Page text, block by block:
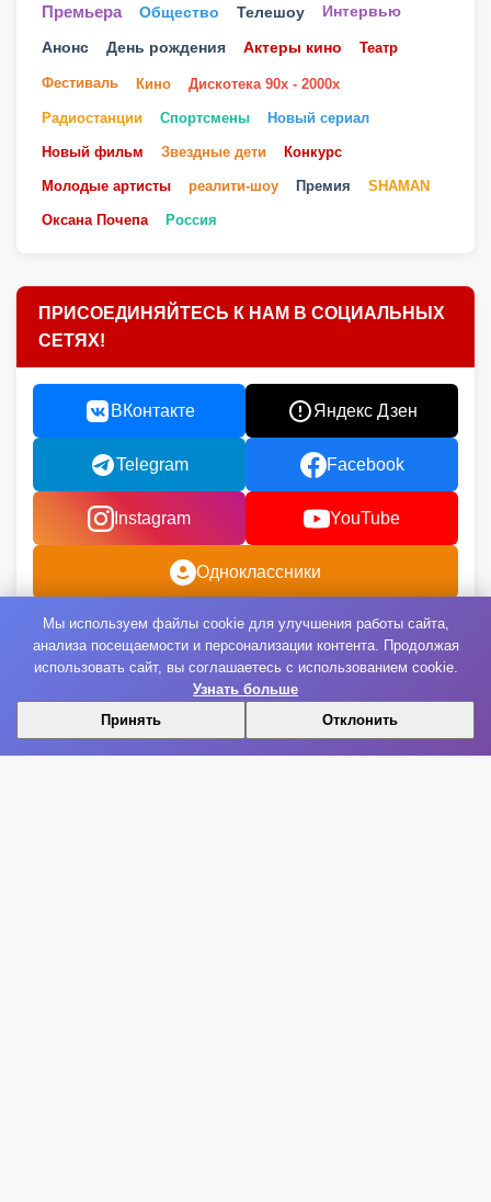
Премьера Общество Телешоу Интервью
Анонс День рождения Актеры кино Театр
Фестиваль Кино Дискотека 90х - 2000х
Радиостанции Спортсмены Новый сериал
Новый фильм Звездные дети Конкурс
Молодые артисты реалити-шоу Премия SHAMAN
Оксана Почепа Россия
ПРИСОЕДИНЯЙТЕСЬ К НАМ В СОЦИАЛЬНЫХ
СЕТЯХ!
ВКонтакте Яндекс Дзен
Telegram Facebook
Instagram YouTube
Одноклассники
Мы используем файлы cookie для улучшения работы сайта,
анализа посещаемости и персонализации контента. Продолжая
использовать сайт, вы соглашаетесь с использованием cookie.
Узнать больше
Принять
Отклонить